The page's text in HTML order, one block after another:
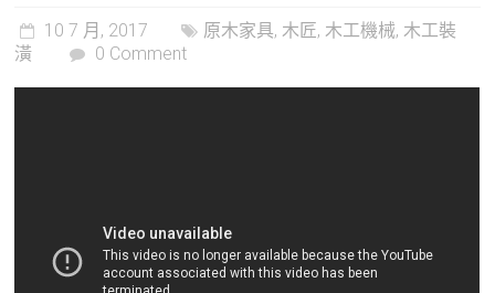
10 7 月, 2017 原木家具, 木匠, 木工機械, 木工裝
潢
0 Comment